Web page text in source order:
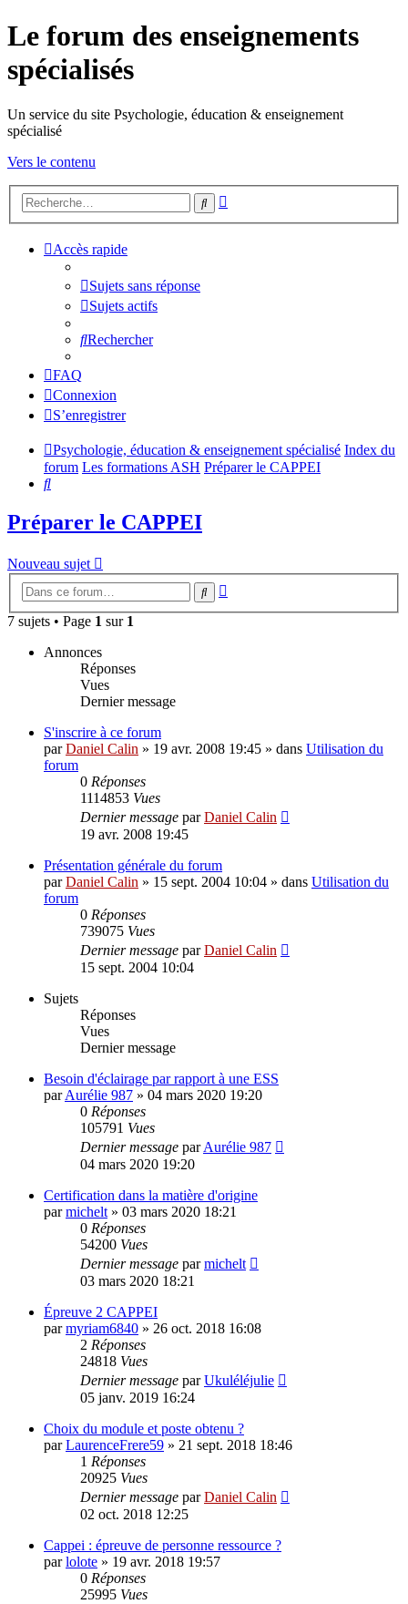
Le forum des enseignements
spécialisés
Un service du site Psychologie, éducation & enseignement
spécialisé
Vers le contenu
Rechercher
Accès rapide
Sujets sans réponse
Sujets actifs
Rechercher
FAQ
Connexion
S’enregistrer
Psychologie, éducation & enseignement spécialisé Index du
forum Les formations ASH Préparer le CAPPEI
Rechercher
Préparer le CAPPEI
Nouveau sujet
Rechercher
7 sujets • Page 1 sur 1
Annonces
Réponses
Vues
Dernier message
S'inscrire à ce forum
parDaniel Calin » 19 avr. 2008 19:45 » dans Utilisation du
forum
0 Réponses
1114853 Vues
Dernier message parDaniel Calin
19 avr. 2008 19:45
Présentation générale du forum
parDaniel Calin » 15 sept. 2004 10:04 » dans Utilisation du
forum
0 Réponses
739075 Vues
Dernier message parDaniel Calin
15 sept. 2004 10:04
Sujets
Réponses
Vues
Dernier message
Besoin d'éclairage par rapport à une ESS
parAurélie 987 » 04 mars 2020 19:20
0 Réponses
105791 Vues
Dernier message parAurélie 987
04 mars 2020 19:20
Certification dans la matière d'origine
parmichelt » 03 mars 2020 18:21
0 Réponses
54200 Vues
Dernier message parmichelt
03 mars 2020 18:21
Épreuve 2 CAPPEI
parmyriam6840 » 26 oct. 2018 16:08
2 Réponses
24818 Vues
Dernier message parUkuléléjulie
05 janv. 2019 16:24
Choix du module et poste obtenu ?
parLaurenceFrere59 » 21 sept. 2018 18:46
1 Réponses
20925 Vues
Dernier message parDaniel Calin
02 oct. 2018 12:25
Cappei : épreuve de personne ressource ?
parlolote » 19 avr. 2018 19:57
0 Réponses
25995 Vues